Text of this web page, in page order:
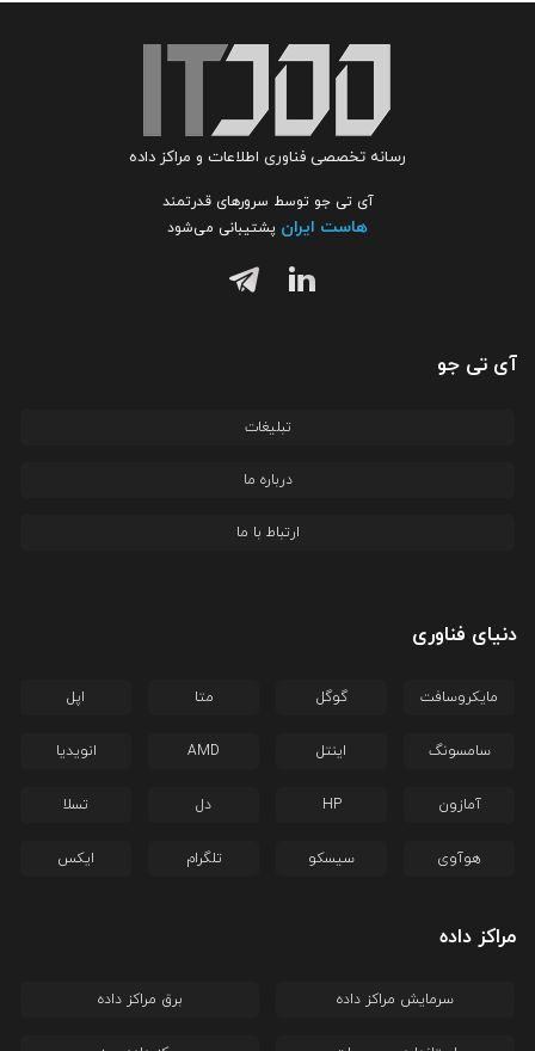
رسانه تخصصی فناوری اطلاعات و مراکز داده
آی تی جو توسط سرورهای قدرتمند
هاست ایران پشتیبانی می‌شود
آی تی جو
تبلیغات
درباره ما
ارتباط با ما
دنیای فناوری
مایکروسافت گوگل متا اپل
سامسونگ اینتل AMD انویدیا
آمازون HP دل تسلا
هوآوی سیسکو تلگرام ایکس
مراکز داده
سرمایش مراکز داده برق مراکز داده